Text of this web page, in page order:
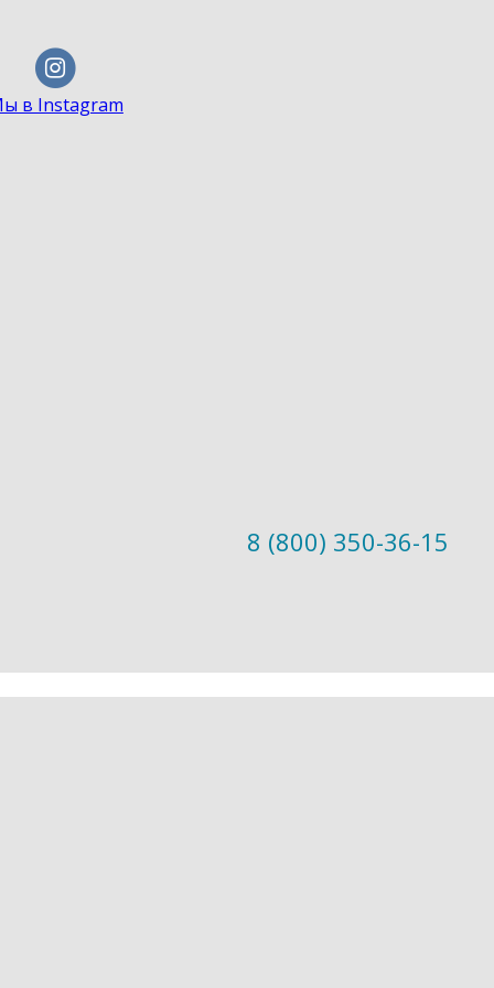
8 (800) 350-36-15
в Instagram